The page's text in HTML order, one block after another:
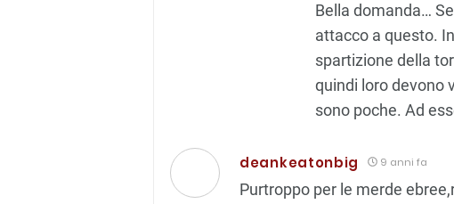
Bella domanda…
attacco a questo.
spartizione della
quindi loro devono
sono poche. Ad
deankeatonbig 9 anni fa
Purtroppo per le merde